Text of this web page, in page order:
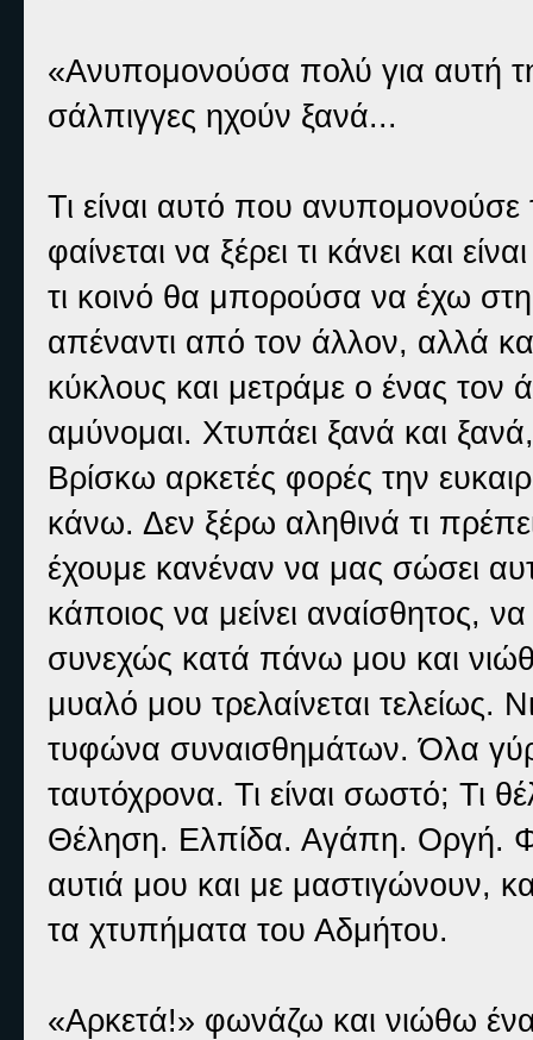
«Ανυπομονούσα πολύ για αυτή
σάλπιγγες ηχούν ξανά...
Τι είναι αυτό που
φαίνεται να ξέρει τι κάνει και
τι κοινό θα μπορούσα να έχω
απέναντι από τον άλλον, αλλά
κύκλους και μετράμε ο ένας τον
αμύνομαι. Χτυπάει ξανά και
Βρίσκω αρκετές φορές την
κάνω. Δεν ξέρω αληθινά τι
έχουμε κανέναν να μας σώσει
κάποιος να μείνει αναίσθητος,
συνεχώς κατά πάνω μου και
μυαλό μου τρελαίνεται τελείως.
τυφώνα συναισθημάτων. Όλα
ταυτόχρονα. Τι είναι σωστό; Τι
Θέληση. Ελπίδα. Αγάπη. Οργή.
αυτιά μου και με μαστιγώνουν,
τα χτυπήματα του Αδμήτου.
«Αρκετά!» φωνάζω και νιώθω